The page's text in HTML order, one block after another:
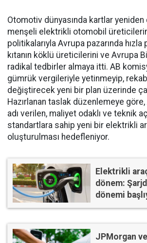
Otomotiv dünyasında kartlar yeniden
menşeli elektrikli otomobil
politikalarıyla Avrupa pazarında hızla
kıtanın köklü üreticilerini ve Avrupa
radikal tedbirler almaya itti. AB
gümrük vergileriyle yetinmeyip,
değiştirecek yeni bir plan üzerinde
Hazırlanan taslak düzenlemeye göre,
adı verilen, maliyet odaklı ve teknik
standartlara sahip yeni bir elektrikli
oluşturulması hedefleniyor.
Elektrikli
dönem:
dönemi
JPMorgan